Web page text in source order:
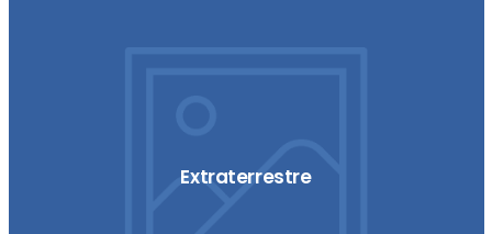
Extraterrestre